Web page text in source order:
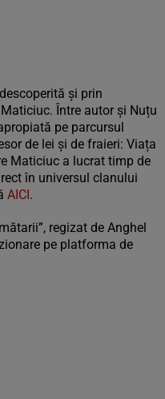
și prin
Între autor și Nuțu
pe parcursul
de lei și de fraieri: Viața
Maticiuc a lucrat timp de
în universul clanului
AICI.
regizat de Anghel
pe platforma de